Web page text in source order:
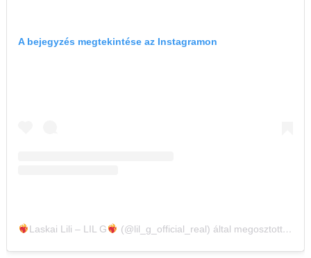
A bejegyzés megtekintése az Instagramon
Laskai Lili – LIL G (@lil_g_official_real) által megosztott bejegyzés